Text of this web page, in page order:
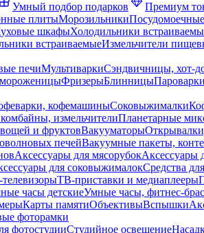
Умный подбор подарков
Премиум
плитыМорозильники
шкафыХолодильники
встраиваемыеИзмельчители
печиМультиваркиСэндвичницы, хот-
ФризерыБлинницыПароварки
кофемашиныСоковыжималки
измельчителиПланетарные
и фруктовВакууматоры
печейВакуумные пакеты,
Аксессуары для мясорубокАксессуары
для соковыжималокСредства
ТВ-приставки и медиаплееры
часы детскиеУмные часы, фитнес-
Карты памятиОбъективыВспышки
фоторамки
фотостудииСтудийное освещение